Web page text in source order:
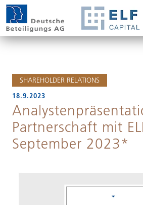
SHAREHOLDER RELATIONS
18.9.2023
Partnerschaft mit
September 2023*